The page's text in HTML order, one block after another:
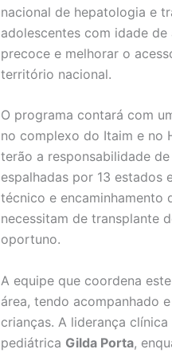
nacional de hepatologia e
adolescentes com idade
precoce e melhorar o
território nacional.
O programa contará com
no complexo do Itaim e no
terão a responsabilidade
espalhadas por 13
técnico e encaminhamento
necessitam de transplante
oportuno.
A equipe que coordena
área, tendo acompanhado
crianças. A liderança
pediátrica Gilda Porta,